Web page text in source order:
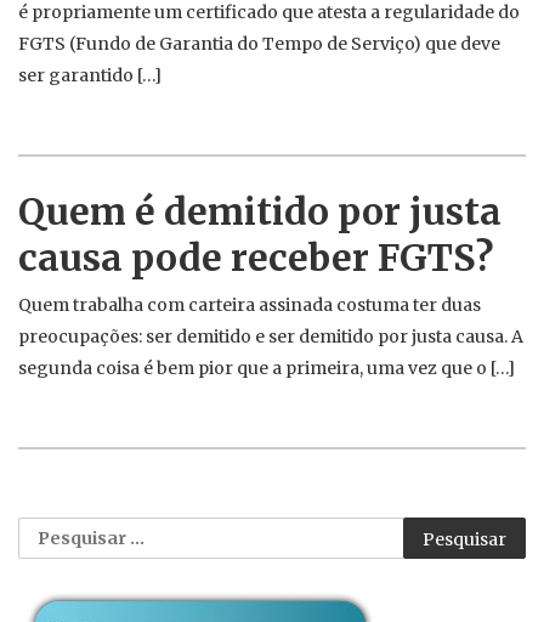
é propriamente um certificado que atesta a regularidade do
FGTS (Fundo de Garantia do Tempo de Serviço) que deve
ser garantido […]
Quem é demitido por justa
causa pode receber FGTS?
Quem trabalha com carteira assinada costuma ter duas
preocupações: ser demitido e ser demitido por justa causa. A
segunda coisa é bem pior que a primeira, uma vez que o […]
Pesquisar
por: